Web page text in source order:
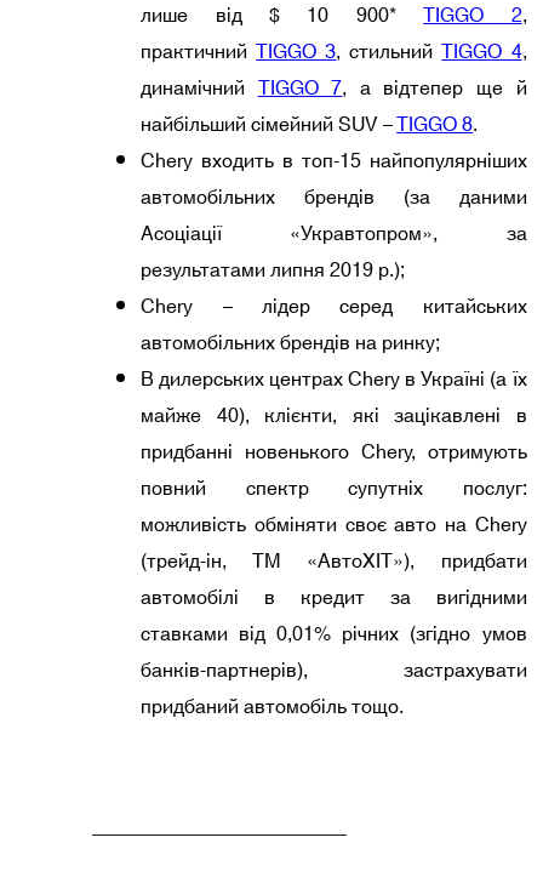
лише від $ 10 900*TIGGO 2,
практичнийTIGGO 3, стильнийTIGGO 4,
динамічнийTIGGO 7, а відтепер ще й
найбільший сімейний SUV –TIGGO 8.
Chery входить в топ-15 найпопулярніших
автомобільних брендів (за даними
Асоціації «Укравтопром», за
результатами липня 2019 р.);
Chery – лідер серед китайських
автомобільних брендів на ринку;
В дилерських центрах Сhery в Україні (а їх
майже 40), клієнти, які зацікавлені в
придбанні новенького Chery, отримують
повний спектр супутніх послуг:
можливість обміняти своє авто на Chery
(трейд-ін, ТМ «АвтоХІТ»), придбати
автомобілі в кредит за вигідними
ставками від 0,01% річних (згідно умов
банків-партнерів), застрахувати
придбаний автомобіль тощо.
_____________________